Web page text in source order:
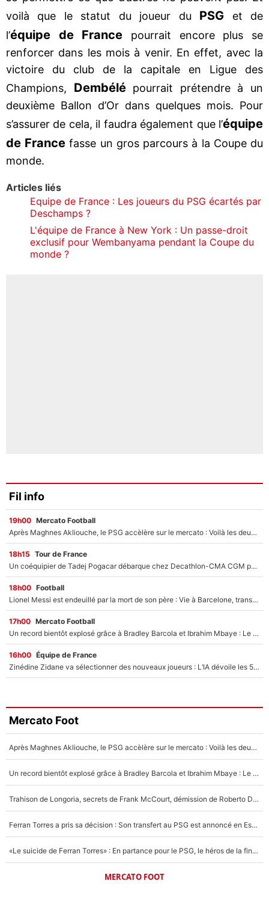
voilà que le statut du joueur du PSG et de
l’équipe de France
pourrait encore plus se
renforcer dans les mois à venir. En effet, avec la
victoire du club de la capitale en Ligue des
Champions, Dembélépourrait prétendre à un
deuxième Ballon d’Or dans quelques mois. Pour
s’assurer de cela, il faudra également que l’équipe
de France fasse un gros parcours à la Coupe du
monde.
Articles liés
Equipe de France : Les joueurs du PSG écartés par
Deschamps ?
L'équipe de France à New York : Un passe-droit
exclusif pour Wembanyama pendant la Coupe du
monde ?
Fil info
19h00 Mercato Football
Après Maghnes Akliouche, le PSG accèlère sur le mercato : Voilà les deux nouvelles recrues qui vont signer la semaine prochaine ?
18h15 Tour de France
Un coéquipier de Tadej Pogacar débarque chez Decathlon-CMA CGM pour épauler Paul Seixas : «Mes meilleures années sont à venir»
18h00 Football
Lionel Messi est endeuillé par la mort de son père : Vie à Barcelone, transfert au PSG... voilà comment Jorge Messi a joué un rôle essentiel dans sa carrière !
17h00 Mercato Football
Un record bientôt explosé grâce à Bradley Barcola et Ibrahim Mbaye : Le PSG sur le point de réaliser un mercato historique ?
16h00 Équipe de France
Zinédine Zidane va sélectionner des nouveaux joueurs : L’IA dévoile les 5 cracks qui pourraient rapidement le rejoindre en équipe de France !
Mercato Foot
Après Maghnes Akliouche, le PSG accèlère sur le mercato : Voilà les deux nouvelles recrues qui vont signer la semaine prochaine ?
Un record bientôt explosé grâce à Bradley Barcola et Ibrahim Mbaye : Le PSG sur le point de réaliser un mercato historique ?
Trahison de Longoria, secrets de Frank McCourt, démission de Roberto De Zerbi : Medhi Benatia se lâche sur son départ de l'OM et fait d'importantes révélations
Ferran Torres a pris sa décision : Son transfert au PSG est annoncé en Espagne !
«Le suicide de Ferran Torres» : En partance pour le PSG, le héros de la finale de la Coupe du monde s'attire les foudres de la presse espagnole !
MERCATO FOOT